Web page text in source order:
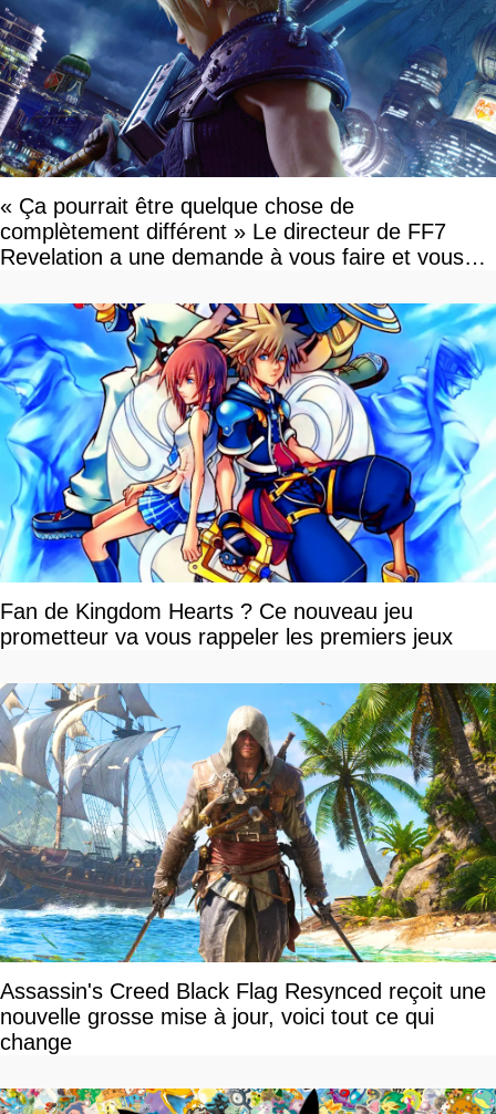
« Ça pourrait être quelque chose de
complètement différent » Le directeur de FF7
Revelation a une demande à vous faire et vous
Fan de Kingdom Hearts ? Ce nouveau jeu
prometteur va vous rappeler les premiers jeux
Assassin's Creed Black Flag Resynced reçoit une
nouvelle grosse mise à jour, voici tout ce qui
change